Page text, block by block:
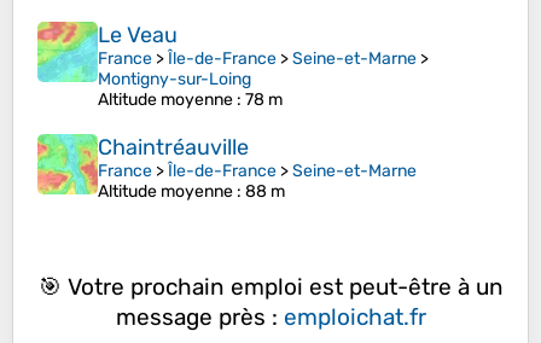
Le Veau
France >Île-de-France >Seine-et-Marne >
Montigny-sur-Loing
Altitude moyenne : 78 m
Chaintréauville
France >Île-de-France >Seine-et-Marne
Altitude moyenne : 88 m
🎯 Votre prochain emploi est peut-être à un
message près : emploichat.fr